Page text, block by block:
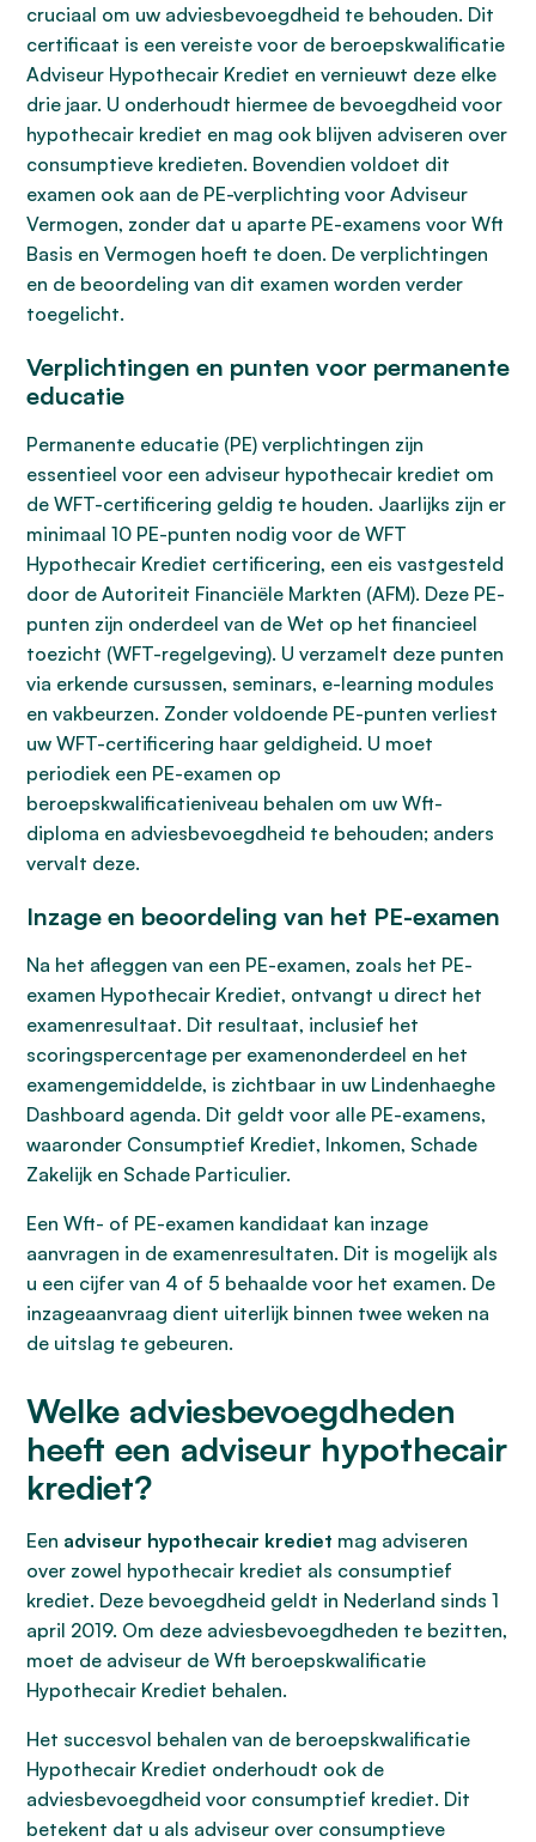
cruciaal om uw adviesbevoegdheid te behouden. Dit
certificaat is een vereiste voor de beroepskwalificatie
Adviseur Hypothecair Krediet en vernieuwt deze elke
drie jaar. U onderhoudt hiermee de bevoegdheid voor
hypothecair krediet en mag ook blijven adviseren over
consumptieve kredieten. Bovendien voldoet dit
examen ook aan de PE-verplichting voor Adviseur
Vermogen, zonder dat u aparte PE-examens voor Wft
Basis en Vermogen hoeft te doen. De verplichtingen
en de beoordeling van dit examen worden verder
toegelicht.
Verplichtingen en punten voor permanente
educatie
Permanente educatie (PE) verplichtingen zijn
essentieel voor een adviseur hypothecair krediet om
de WFT-certificering geldig te houden. Jaarlijks zijn er
minimaal 10 PE-punten nodig voor de WFT
Hypothecair Krediet certificering, een eis vastgesteld
door de Autoriteit Financiële Markten (AFM). Deze PE-
punten zijn onderdeel van de Wet op het financieel
toezicht (WFT-regelgeving). U verzamelt deze punten
via erkende cursussen, seminars, e-learning modules
en vakbeurzen. Zonder voldoende PE-punten verliest
uw WFT-certificering haar geldigheid. U moet
periodiek een PE-examen op
beroepskwalificatieniveau behalen om uw Wft-
diploma en adviesbevoegdheid te behouden; anders
vervalt deze.
Inzage en beoordeling van het PE-examen
Na het afleggen van een PE-examen, zoals het PE-
examen Hypothecair Krediet, ontvangt u direct het
examenresultaat. Dit resultaat, inclusief het
scoringspercentage per examenonderdeel en het
examengemiddelde, is zichtbaar in uw Lindenhaeghe
Dashboard agenda. Dit geldt voor alle PE-examens,
waaronder Consumptief Krediet, Inkomen, Schade
Zakelijk en Schade Particulier.
Een Wft- of PE-examen kandidaat kan inzage
aanvragen in de examenresultaten. Dit is mogelijk als
u een cijfer van 4 of 5 behaalde voor het examen. De
inzageaanvraag dient uiterlijk binnen twee weken na
de uitslag te gebeuren.
Welke adviesbevoegdheden
heeft een adviseur hypothecair
krediet?
Een adviseur hypothecair krediet mag adviseren
over zowel hypothecair krediet als consumptief
krediet. Deze bevoegdheid geldt in Nederland sinds 1
april 2019. Om deze adviesbevoegdheden te bezitten,
moet de adviseur de Wft beroepskwalificatie
Hypothecair Krediet behalen.
Het succesvol behalen van de beroepskwalificatie
Hypothecair Krediet onderhoudt ook de
adviesbevoegdheid voor consumptief krediet. Dit
betekent dat u als adviseur over consumptieve